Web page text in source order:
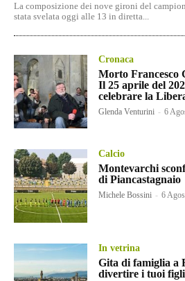
La composizione dei nove gironi del
stata svelata oggi alle 13 in diretta...
Cronaca
Morto Francesco
Il 25 aprile del
celebrare la
Glenda Venturini - 6
Calcio
Montevarchi
di Piancastagnaio
Michele Bossini - 6
In vetrina
Gita di famiglia a
divertire i tuoi figli